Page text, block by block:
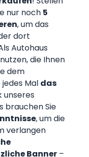
nur noch 5
, um das
dort
Autohaus
nutzen, die Ihnen
dem
Mal das
unseres
brauchen Sie
, um die
verlangen
Banner –